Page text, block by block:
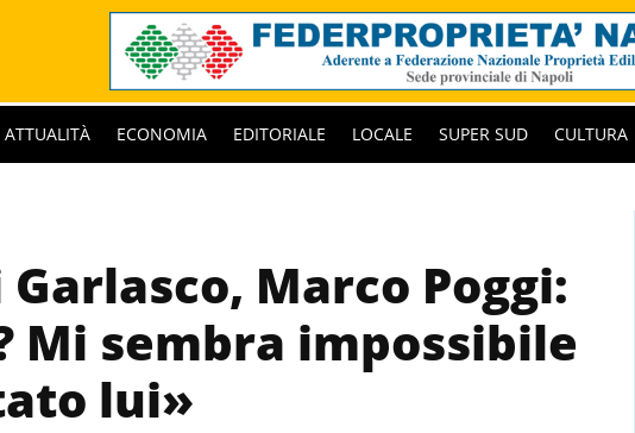
ATTUALITÀ ECONOMIA EDITORIALE LOCALE SUPER SUD CULTURA
Marco Poggi:
Mi sembra impossibile
lui»